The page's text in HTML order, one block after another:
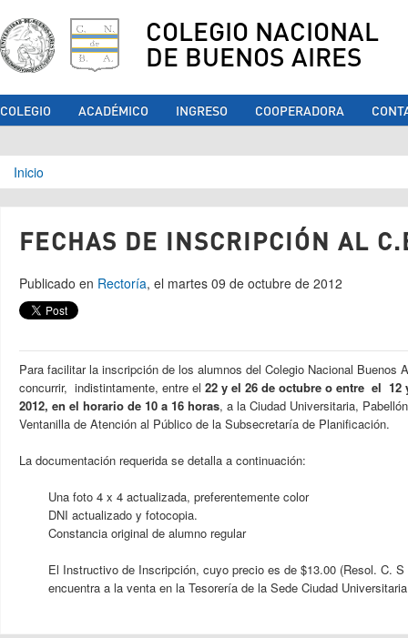
COLEGIO NACIONAL
DE BUENOS AIRES
COLEGIO ACADÉMICO INGRESO COOPERADORA
Se encuentra usted aquí
Inicio
FECHAS DE INSCRIPCIÓN AL
Publicado en Rectoría, el martes 09 de octubre de 2012
Para facilitar la inscripción de los alumnos del Colegio Nacional Buenos
concurrir, indistintamente, entre el 22 y el 26 de octubre o entre el 12
2012, en el horario de 10 a 16 horas, a la Ciudad Universitaria,
Ventanilla de Atención al Público de la Subsecretaría de Planificación.
La documentación requerida se detalla a continuación:
Una foto 4 x 4 actualizada, preferentemente color
DNI actualizado y fotocopia.
Constancia original de alumno regular
El Instructivo de Inscripción, cuyo precio es de $13.00 (Resol. C. S
encuentra a la venta en la Tesorería de la Sede Ciudad